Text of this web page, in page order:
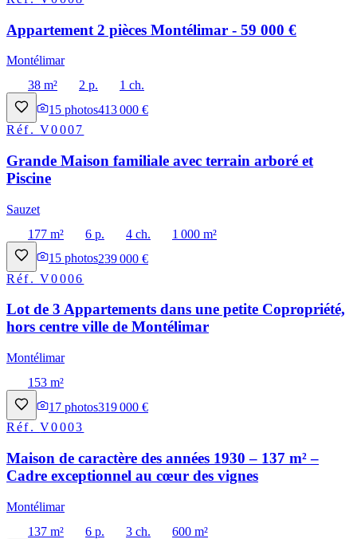
Appartement 2 pièces Montélimar - 59 000 €
Montélimar
38 m²
2 p.
1 ch.
15 photos413 000 €
Réf.V0007
Grande Maison familiale avec terrain arboré et
Piscine
Sauzet
177 m²
6 p. 4 ch.
1 000 m²
15 photos239 000 €
Réf.V0006
Lot de 3 Appartements dans une petite Copropriété,
hors centre ville de Montélimar
Montélimar
153 m²
17 photos319 000 €
Réf.V0003
Maison de caractère des années 1930 – 137 m² –
Cadre exceptionnel au cœur des vignes
Montélimar
137 m²
6 p. 3 ch.
600 m²